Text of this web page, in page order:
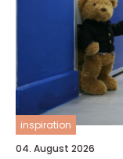
inspiration
04. August 2026